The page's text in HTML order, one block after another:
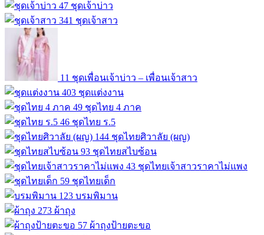
47 ชุดเจ้าบ่าว
341 ชุดเจ้าสาว
11 ชุดเพื่อนเจ้าบ่าว – เพื่อนเจ้าสาว
403 ชุดแต่งงาน
49 ชุดไทย 4 ภาค
46 ชุดไทย ร.5
144 ชุดไทยศิวาลัย (ผญ)
93 ชุดไทยสไบซ้อน
43 ชุดไทยเจ้าสาวราคาไม่แพง
59 ชุดไทยเด็ก
123 บรมพิมาน
273 ผ้าถุง
57 ผ้าถุงป้ายตะขอ